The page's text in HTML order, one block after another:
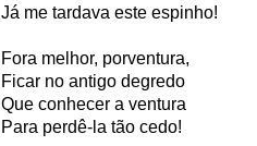
Já me tardava este espinho!
Fora melhor, porventura,
Ficar no antigo degredo
Que conhecer a ventura
Para perdê-la tão cedo!